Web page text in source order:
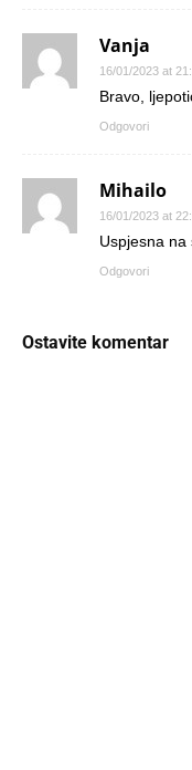
Vanja
16/01/2023 at
Bravo,
Odgovori
Mihailo
16/01/2023 at
Uspjesna na
Odgovori
Ostavite komentar